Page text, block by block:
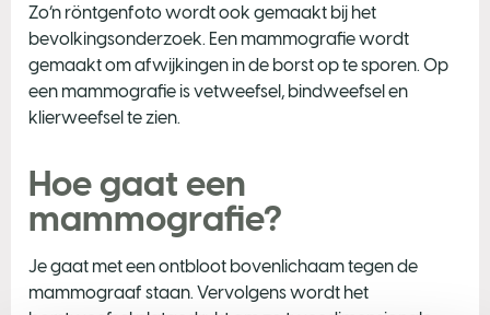
Zo’n röntgenfoto wordt ook gemaakt bij het
bevolkingsonderzoek. Een mammografie wordt
gemaakt om afwijkingen in de borst op te sporen. Op
een mammografie is vetweefsel, bindweefsel en
klierweefsel te zien.
Hoe gaat een
mammografie?
Je gaat met een ontbloot bovenlichaam tegen de
mammograaf staan. Vervolgens wordt het